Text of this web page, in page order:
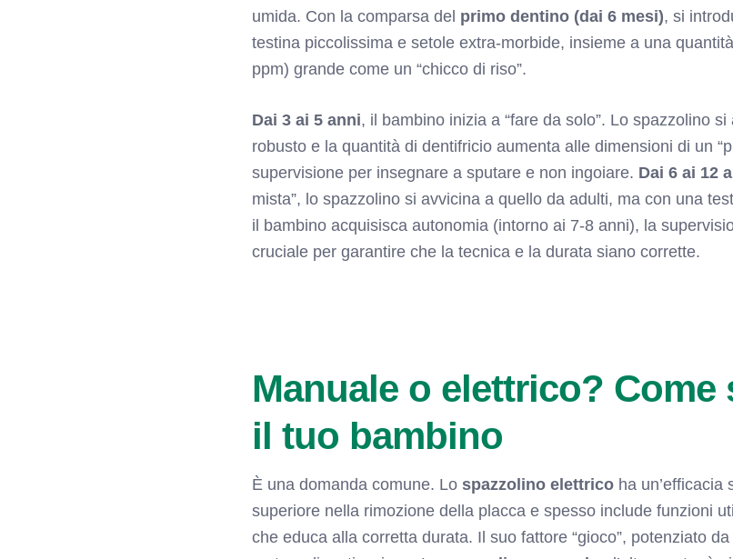
umida. Con la comparsa del primo dentino (dai 6 mesi), si
testina piccolissima e setole extra-morbide, insieme a una
ppm) grande come un “chicco di riso”.
Dai 3 ai 5 anni, il bambino inizia a “fare da solo”. Lo spazzolino
robusto e la quantità di dentifricio aumenta alle dimensioni di un
supervisione per insegnare a sputare e non ingoiare. Dai 6 ai 12
mista”, lo spazzolino si avvicina a quello da adulti, ma con una
il bambino acquisisca autonomia (intorno ai 7-8 anni), la
cruciale per garantire che la tecnica e la durata siano corrette.
Manuale o elettrico? Come
il tuo bambino
È una domanda comune. Lospazzolino elettrico ha un’efficacia
superiore nella rimozione della placca e spesso include funzioni
che educa alla corretta durata. Il suo fattore “gioco”, potenziato